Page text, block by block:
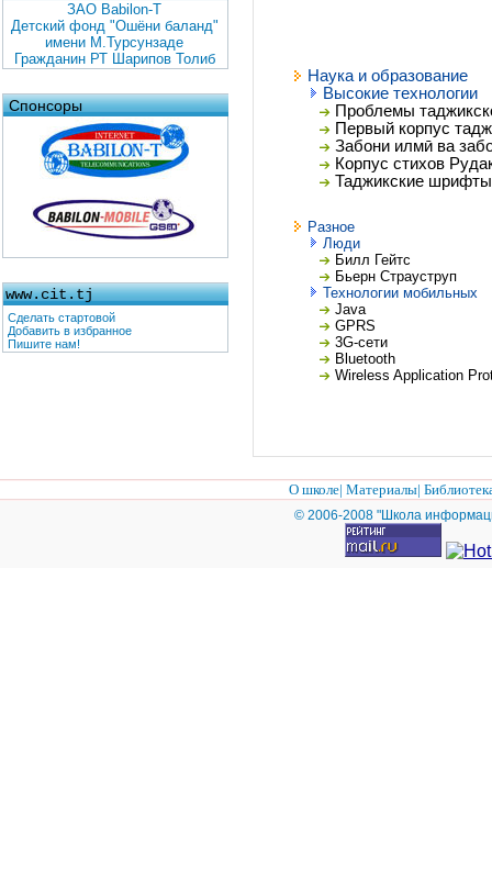
ЗАО Babilon-T
Детский фонд "Ошёни баланд"
имени М.Турсунзаде
Гражданин РТ Шарипов Толиб
Спонсоры
www.cit.tj
Сделать стартовой
Добавить в избранное
Пишите нам!
Наука и образование
Высокие технологии
Проблемы
Первый корпус
Забони илмӣ ва
Корпус стихов
Таджикские шрифты
Разное
Люди
Билл Гейтс
Бьерн Страуструп
Технологии мобильных
Java
GPRS
3G-сети
Bluetooth
Wireless Application
О школе| Материалы|
© 2006-2008 "Школа